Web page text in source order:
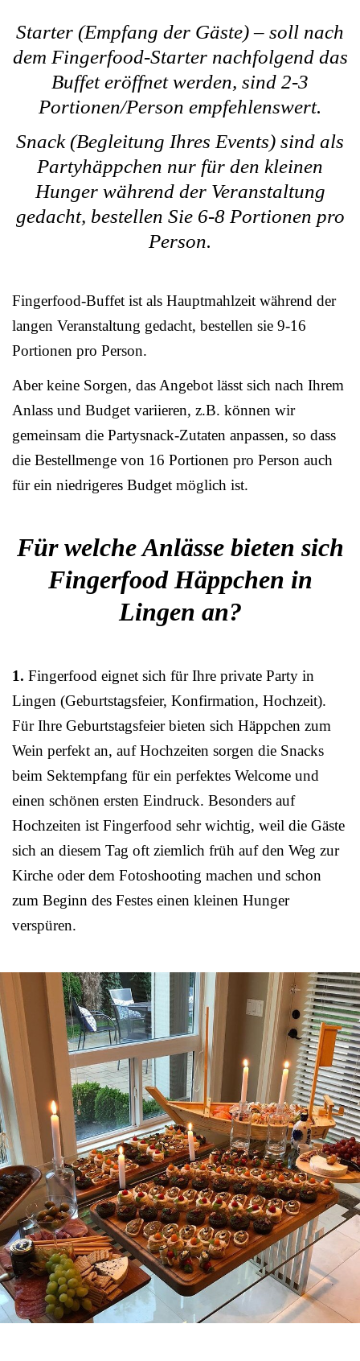
Starter (Empfang der Gäste) – soll nach
dem Fingerfood-Starter nachfolgend das
Buffet eröffnet werden, sind 2-3
Portionen/Person empfehlenswert.
Snack (Begleitung Ihres Events) sind als
Partyhäppchen nur für den kleinen
Hunger während der Veranstaltung
gedacht, bestellen Sie 6-8 Portionen pro
Person.
Fingerfood-Buffet ist als Hauptmahlzeit während der
langen Veranstaltung gedacht, bestellen sie 9-16
Portionen pro Person.
Aber keine Sorgen, das Angebot lässt sich nach Ihrem
Anlass und Budget variieren, z.B. können wir
gemeinsam die Partysnack-Zutaten anpassen, so dass
die Bestellmenge von 16 Portionen pro Person auch
für ein niedrigeres Budget möglich ist.
Für welche Anlässe bieten sich
Fingerfood Häppchen in
Lingen an?
1. Fingerfood eignet sich für Ihre private Party in
Lingen (Geburtstagsfeier, Konfirmation, Hochzeit).
Für Ihre Geburtstagsfeier bieten sich Häppchen zum
Wein perfekt an, auf Hochzeiten sorgen die Snacks
beim Sektempfang für ein perfektes Welcome und
einen schönen ersten Eindruck. Besonders auf
Hochzeiten ist Fingerfood sehr wichtig, weil die Gäste
sich an diesem Tag oft ziemlich früh auf den Weg zur
Kirche oder dem Fotoshooting machen und schon
zum Beginn des Festes einen kleinen Hunger
verspüren.